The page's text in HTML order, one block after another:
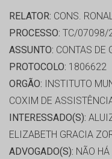
RELATOR: CONS.
PROCESSO: TC/07098/
ASSUNTO: CONTAS DE
PROTOCOLO: 1806622
ORGÃO: INSTITUTO
COXIM DE
INTERESSADO(S):
ELIZABETH GRACIA
ADVOGADO(S): NÃO HÁ